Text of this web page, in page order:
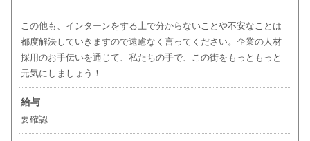
この他も、インターンをする上で分からないことや不安なことは
都度解決していきますので遠慮なく言ってください。企業の人材
採用のお手伝いを通じて、私たちの手で、この街をもっともっと
元気にしましょう！
給与
要確認